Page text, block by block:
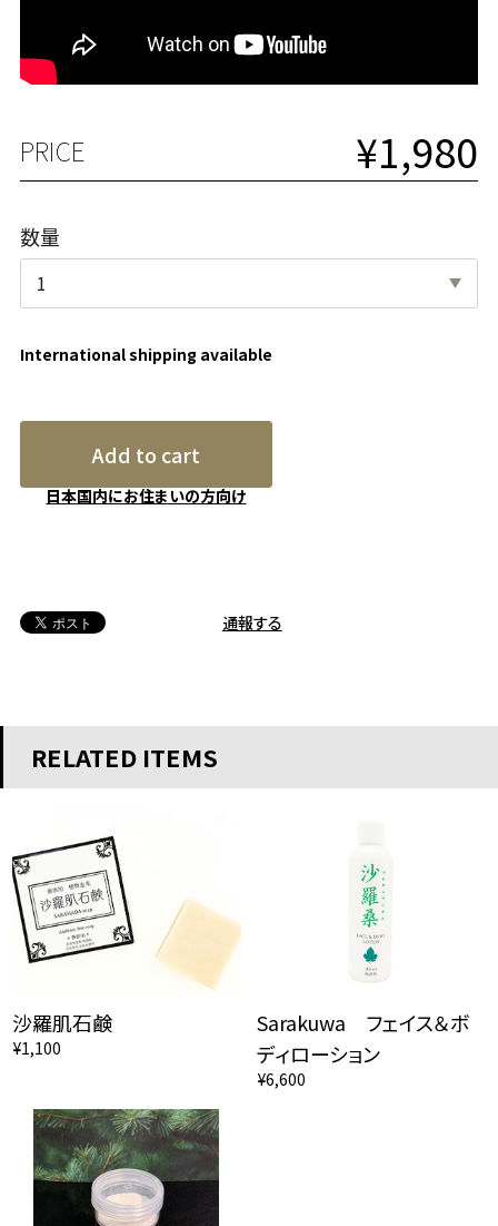
PRICE ¥1,980
数量
International shipping available
Add to cart
日本国内にお住まいの方向け
通報する
RELATED ITEMS
沙羅肌石鹸
¥1,100
Sarakuwa フェイス＆ボ
ディローション
¥6,600